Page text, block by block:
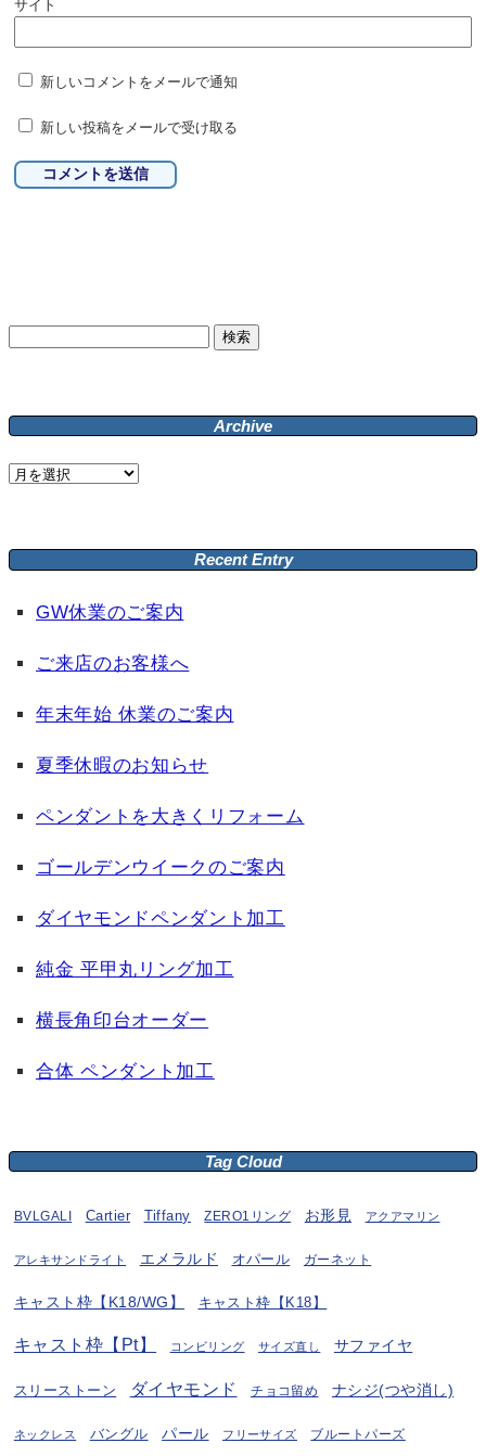
サイト
新しいコメントをメールで通知
新しい投稿をメールで受け取る
Archive
Archive
Recent Entry
GW休業のご案内
ご来店のお客様へ
年末年始 休業のご案内
夏季休暇のお知らせ
ペンダントを大きくリフォーム
ゴールデンウイークのご案内
ダイヤモンドペンダント加工
純金 平甲丸リング加工
横長角印台オーダー
合体 ペンダント加工
Tag Cloud
BVLGALI Cartier Tiffany ZERO1リング お形見 アクアマリン
アレキサンドライト エメラルド オパール ガーネット
キャスト枠【K18/WG】 キャスト枠【K18】
キャスト枠【Pt】 コンビリング サイズ直し サファイヤ
スリーストーン ダイヤモンド チョコ留め ナシジ(つや消し)
ネックレス バングル パール フリーサイズ ブルートパーズ